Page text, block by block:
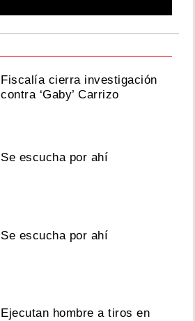
Fiscalía cierra investigación
contra ‘Gaby’ Carrizo
Se escucha por ahí
Se escucha por ahí
Ejecutan hombre a tiros en